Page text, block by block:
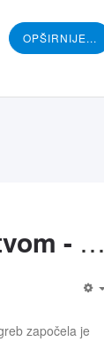
OPŠIRNIJE...
Povezni molitvom -
započela je